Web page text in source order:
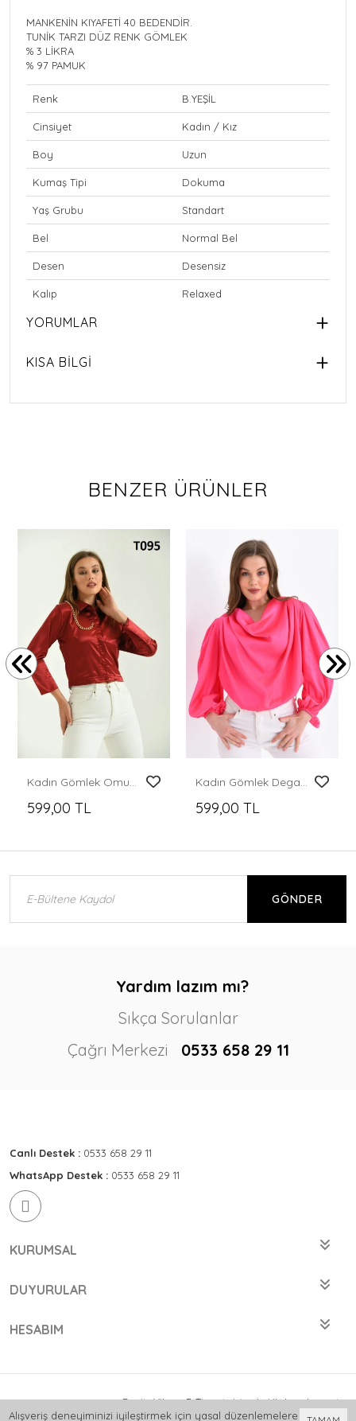
MANKENİN KIYAFETİ 40 BEDENDİR.
TUNİK TARZI DÜZ RENK GÖMLEK
% 3 LİKRA
% 97 PAMUK
Renk B.YEŞİL
Cinsiyet Kadın / Kız
Boy Uzun
Kumaş Tipi Dokuma
Yaş Grubu Standart
Bel Normal Bel
Desen Desensiz
Kalıp Relaxed
YORUMLAR
KISA BİLGİ
BENZER ÜRÜNLER
599,00 TL 599,00 TL
GÖNDER
Yardım lazım mı?
Sıkça Sorulanlar
Çağrı Merkezi
0533 658 29 11
Canlı Destek : 0533 658 29 11
WhatsApp Destek : 0533 658 29 11
KURUMSAL
DUYURULAR
HESABIM
Bu siteVikaon E-Ticaret sistemleriile hazırlanmıştır.
Alışveriş deneyiminizi iyileştirmek için yasal düzenlemelere